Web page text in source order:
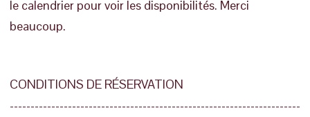
le calendrier pour voir les disponibilités. Merci
beaucoup.
CONDITIONS DE RÉSERVATION
----------------------------------------------------------------------